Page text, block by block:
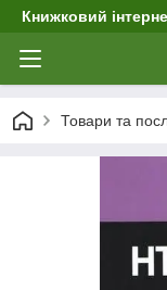
Книжковий
Товари та